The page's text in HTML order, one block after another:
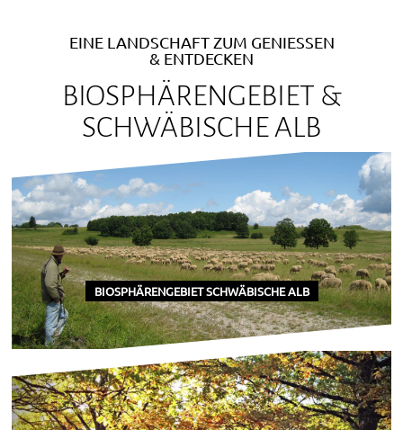
EINE LANDSCHAFT ZUM GENIESSEN
& ENTDECKEN
BIOSPHÄRENGEBIET &
SCHWÄBISCHE ALB
BIOSPHÄRENGEBIET SCHWÄBISCHE ALB